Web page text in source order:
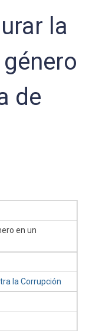
la
de
en un
la Corrupción